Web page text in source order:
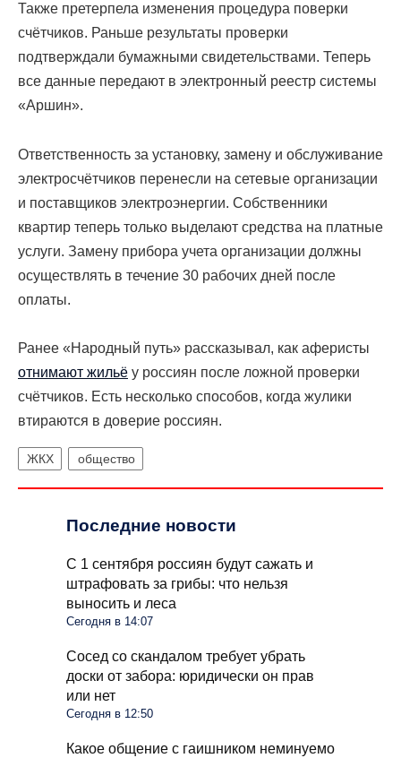
Также претерпела изменения процедура поверки
счётчиков. Раньше результаты проверки
подтверждали бумажными свидетельствами. Теперь
все данные передают в электронный реестр системы
«Аршин».
Ответственность за установку, замену и обслуживание
электросчётчиков перенесли на сетевые организации
и поставщиков электроэнергии. Собственники
квартир теперь только выделают средства на платные
услуги. Замену прибора учета организации должны
осуществлять в течение 30 рабочих дней после
оплаты.
Ранее «Народный путь» рассказывал, как аферисты
отнимают жильё у россиян после ложной проверки
счётчиков. Есть несколько способов, когда жулики
втираются в доверие россиян.
ЖКХ общество
Последние новости
С 1 сентября россиян будут сажать и
штрафовать за грибы: что нельзя
выносить и леса
Сегодня в 14:07
Сосед со скандалом требует убрать
доски от забора: юридически он прав
или нет
Сегодня в 12:50
Какое общение с гаишником неминуемо